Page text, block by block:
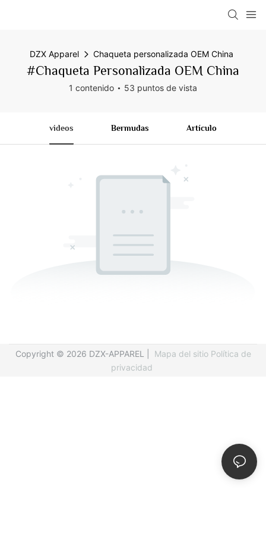
DZX Apparel Chaqueta personalizada OEM China
#Chaqueta Personalizada OEM China
1 contenido 53 puntos de vista
videos Bermudas Artículo
Copyright © 2026 DZX-APPAREL | Mapa del sitio Política de
privacidad